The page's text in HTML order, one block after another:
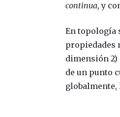
continua, y
En topología
propiedades
dimensión
de un punto